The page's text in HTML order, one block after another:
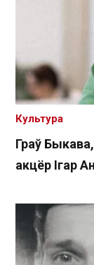
Граў
акцёр Ігар
Культура